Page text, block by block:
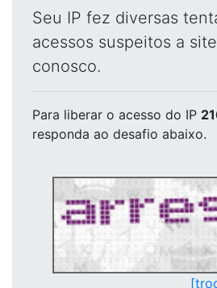
Seu IP fez diversas
acessos suspeitos a
conosco.
Para liberar o acesso do IP
responda ao desafio abaixo.